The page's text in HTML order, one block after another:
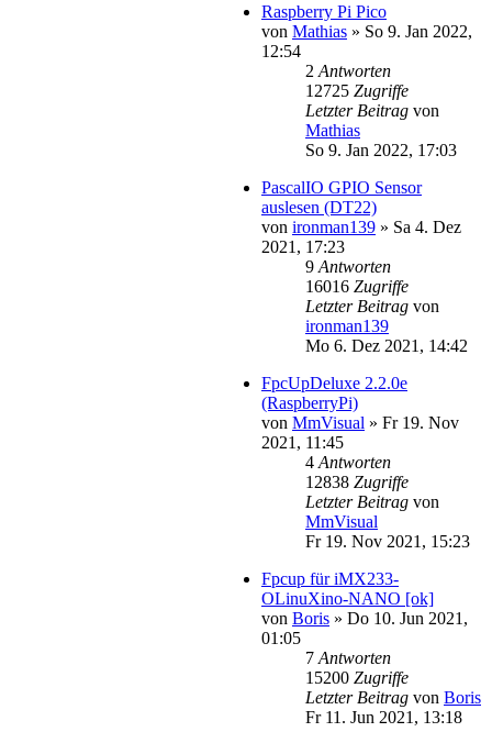
Raspberry Pi Pico
von Mathias » So 9. Jan 2022,
12:54
2 Antworten
12725 Zugriffe
Letzter Beitrag von
Mathias
So 9. Jan 2022, 17:03
PascalIO GPIO Sensor
auslesen (DT22)
von ironman139 » Sa 4. Dez
2021, 17:23
9 Antworten
16016 Zugriffe
Letzter Beitrag von
ironman139
Mo 6. Dez 2021, 14:42
FpcUpDeluxe 2.2.0e
(RaspberryPi)
von MmVisual » Fr 19. Nov
2021, 11:45
4 Antworten
12838 Zugriffe
Letzter Beitrag von
MmVisual
Fr 19. Nov 2021, 15:23
Fpcup für iMX233-
OLinuXino-NANO [ok]
von Boris » Do 10. Jun 2021,
01:05
7 Antworten
15200 Zugriffe
Letzter Beitrag von Boris
Fr 11. Jun 2021, 13:18